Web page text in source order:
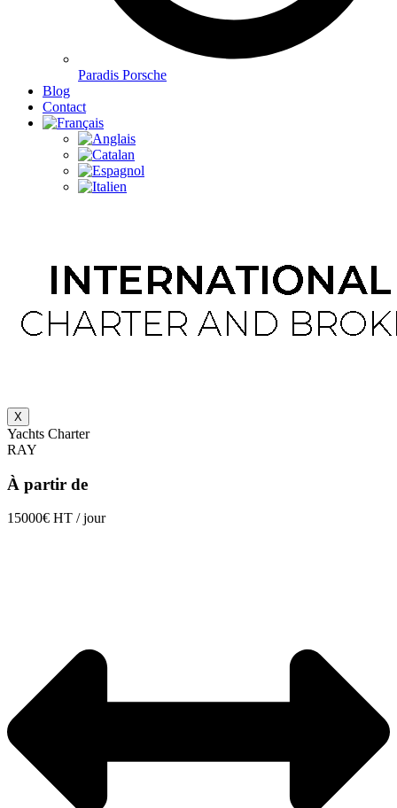
Paradis Porsche
Blog
Contact
X
Yachts Charter
RAY
À partir de
15000€ HT / jour